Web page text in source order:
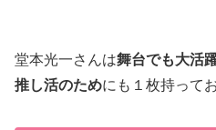
堂本光一さんは舞台でも大活
推し活のためにも１枚持って